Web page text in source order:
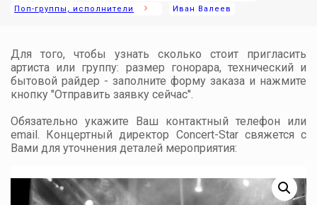
Поп-группы, исполнители
Иван Валеев
Для того, чтобы узнать сколько стоит пригласить
артиста или группу: размер гонорара, технический и
бытовой райдер - заполните форму заказа и нажмите
кнопку "Отправить заявку сейчас".
Обязательно укажите Ваш контактный телефон или
email. Концертный директор Concert-Star свяжется с
Вами для уточнения деталей мероприятия: